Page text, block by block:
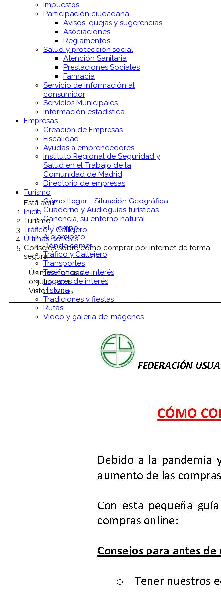
Impuestos
Participación ciudadana
Avisos, quejas y sugerencias
Asociaciones
Reglamentos
Salud y protección social
Atención Sanitaria
Prestaciones Sociales
Farmacia
Servicio de información al
consumidor
Servicios Municipales
Información estadística
Empresas
Creación de Empresas
Fiscalidad
Ayudas a emprendedores
Instituto Regional de Seguridad y
Salud en el Trabajo de la
Comunidad de Madrid
Directorio de empresas
Turismo
Cómo llegar - Situación Geográfica
Cuaderno y Audioguías turísticas
Canencia, su entorno natural
El Tiempo
Alojamiento
Dónde comer
Tráfico y Callejero
Transportes
Teléfonos de interés
Lugares de interés
Historia
Tradiciones y fiestas
Rutas
Vídeo y galería de imágenes
Está aquí:
Inicio
Turismo
Tráfico y Callejero
Últimas noticias
Consejos sobre cómo comprar por internet de forma
segura
Últimas noticias
01 julio 2021
Visto: 177055